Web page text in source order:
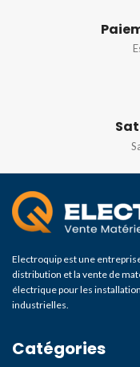
Electroquip est une
distribution et la vente de
électrique pour les
industrielles.
Catégories